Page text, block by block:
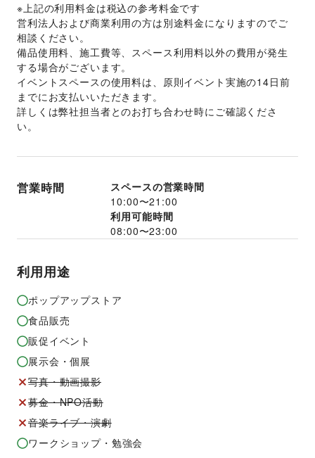
※上記の利用料金は税込の参考料金です
営利法人および商業利用の方は別途料金になりますのでご
相談ください。
備品使用料、施工費等、スペース利用料以外の費用が発生
する場合がございます。
イベントスペースの使用料は、原則イベント実施の14日前
までにお支払いいただきます。
詳しくは弊社担当者とのお打ち合わせ時にご確認くださ
い。
営業時間
スペースの営業時間
10:00〜21:00
利用可能時間
08:00〜23:00
利用用途
ポップアップストア
食品販売
販促イベント
展示会・個展
写真・動画撮影
募金・NPO活動
音楽ライブ・演劇
ワークショップ・勉強会